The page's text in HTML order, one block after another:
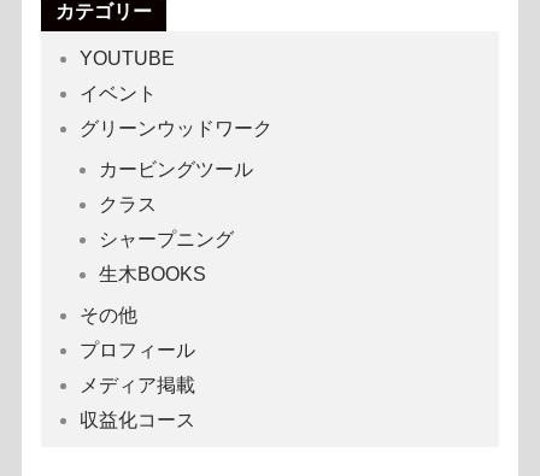
カテゴリー
YOUTUBE
イベント
グリーンウッドワーク
カービングツール
クラス
シャープニング
生木BOOKS
その他
プロフィール
メディア掲載
収益化コース